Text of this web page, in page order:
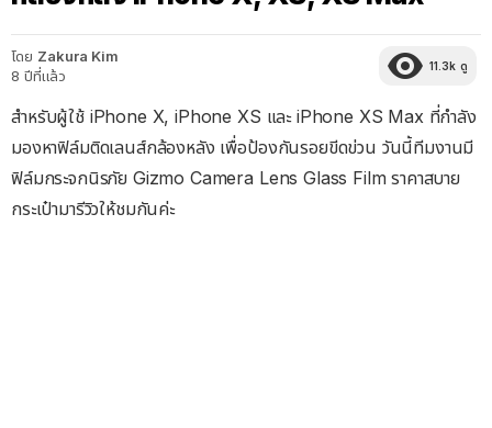
โดย Zakura Kim
8 ปีที่แล้ว
11.3k ดู
สำหรับผู้ใช้ iPhone X, iPhone XS และ iPhone XS Max ที่กำลัง
มองหาฟิล์มติดเลนส์กล้องหลัง เพื่อป้องกันรอยขีดข่วน วันนี้ทีมงานมี
ฟิล์มกระจกนิรภัย Gizmo Camera Lens Glass Film ราคาสบาย
กระเป๋ามารีวิวให้ชมกันค่ะ